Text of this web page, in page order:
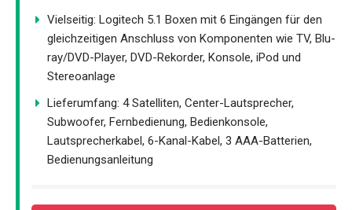
Vielseitig: Logitech 5.1 Boxen mit 6 Eingängen für den
gleichzeitigen Anschluss von Komponenten wie TV, Blu-
ray/DVD-Player, DVD-Rekorder, Konsole, iPod und
Stereoanlage
Lieferumfang: 4 Satelliten, Center-Lautsprecher,
Subwoofer, Fernbedienung, Bedienkonsole,
Lautsprecherkabel, 6-Kanal-Kabel, 3 AAA-Batterien,
Bedienungsanleitung